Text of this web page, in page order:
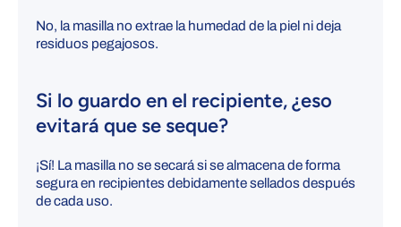
No, la masilla no extrae la humedad de la piel ni deja
residuos pegajosos.
Si lo guardo en el recipiente, ¿eso
evitará que se seque?
¡Sí! La masilla no se secará si se almacena de forma
segura en recipientes debidamente sellados después
de cada uso.